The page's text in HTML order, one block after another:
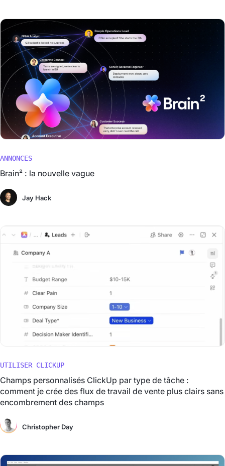
ANNONCES
Brain² : la nouvelle vague
Jay Hack
UTILISER CLICKUP
Champs personnalisés ClickUp par type de tâche :
comment je crée des flux de travail de vente plus clairs sans
encombrement des champs
Christopher Day